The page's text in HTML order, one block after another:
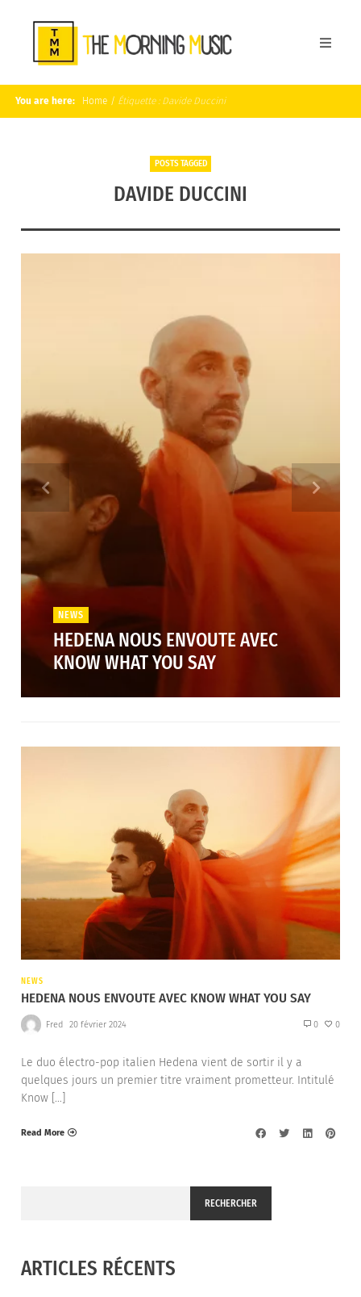
You are here: Home / Étiquette : Davide Duccini
POSTS TAGGED
DAVIDE DUCCINI
NEWS
HEDENA NOUS ENVOUTE AVEC
KNOW WHAT YOU SAY
NEWS
HEDENA NOUS ENVOUTE AVEC KNOW WHAT YOU SAY
Fred 20 février 2024 0 0
Le duo électro-pop italien Hedena vient de sortir il y a
quelques jours un premier titre vraiment prometteur. Intitulé
Know […]
Read More
RECHERCHER
ARTICLES RÉCENTS